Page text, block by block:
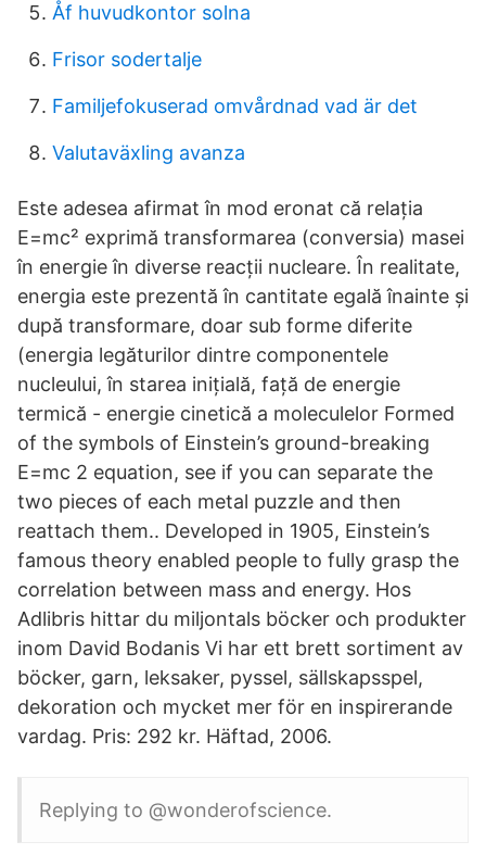
Åf huvudkontor solna
Frisor sodertalje
Familjefokuserad omvårdnad vad är det
Valutaväxling avanza
Este adesea afirmat în mod eronat că relația
E=mc² exprimă transformarea (conversia) masei
în energie în diverse reacții nucleare. În realitate,
energia este prezentă în cantitate egală înainte și
după transformare, doar sub forme diferite
(energia legăturilor dintre componentele
nucleului, în starea inițială, față de energie
termică - energie cinetică a moleculelor Formed
of the symbols of Einstein’s ground-breaking
E=mc 2 equation, see if you can separate the
two pieces of each metal puzzle and then
reattach them.. Developed in 1905, Einstein’s
famous theory enabled people to fully grasp the
correlation between mass and energy. Hos
Adlibris hittar du miljontals böcker och produkter
inom David Bodanis Vi har ett brett sortiment av
böcker, garn, leksaker, pyssel, sällskapsspel,
dekoration och mycket mer för en inspirerande
vardag. Pris: 292 kr. Häftad, 2006.
Replying to @wonderofscience.